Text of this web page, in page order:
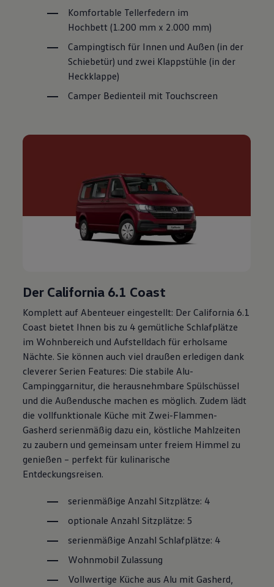
Komfortable Tellerfedern im
Hochbett (1.200 mm x 2.000 mm)
Campingtisch für Innen und Außen (in der
Schiebetür) und zwei Klappstühle(in der
Heckklappe)
Camper Bedienteil mit Touchscreen
Der California6.1 Coast
Komplett auf Abenteuer eingestellt: Der California 6.1
Coast bietet Ihnen bis zu 4 gemütliche Schlafplätze
im Wohnbereich und Aufstelldach für erholsame
Nächte. Sie können auch viel draußen erledigen dank
cleverer Serien Features: Die stabile Alu-
Campinggarnitur, die herausnehmbare Spülschüssel
und die Außendusche machen es möglich. Zudem lädt
die vollfunktionale Küche mit Zwei-Flammen-
Gasherd serienmäßig dazu ein, köstliche Mahlzeiten
zu zaubern und gemeinsam unter freiem Himmel zu
genießen – perfekt für kulinarische
Entdeckungsreisen.
serienmäßige Anzahl Sitzplätze: 4
optionale Anzahl Sitzplätze: 5
serienmäßige Anzahl Schlafplätze: 4
Wohnmobil Zulassung
Vollwertige Küche aus Alu mit Gasherd,